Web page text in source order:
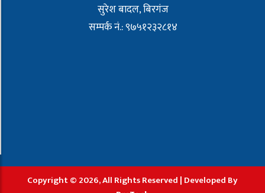
सुरेश बादल, बिरगंज
सम्पर्क नं.: ९७५१२३२८१४
Copyright © 2026, All Rights Reserved | Developed By